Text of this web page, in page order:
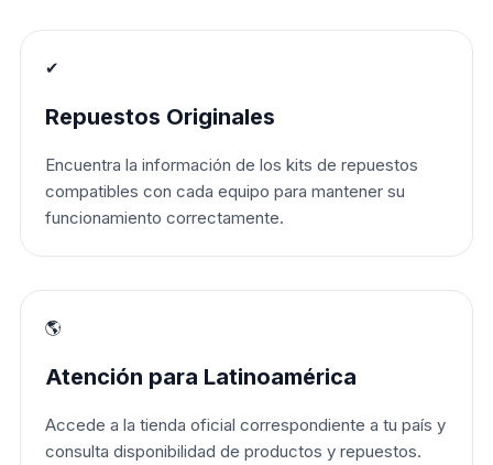
✔
Repuestos Originales
Encuentra la información de los kits de repuestos
compatibles con cada equipo para mantener su
funcionamiento correctamente.
🌎
Atención para Latinoamérica
Accede a la tienda oficial correspondiente a tu país y
consulta disponibilidad de productos y repuestos.